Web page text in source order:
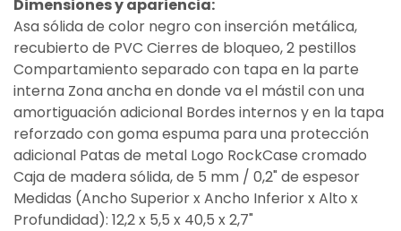
Dimensiones y apariencia:
Asa sólida de color negro con inserción metálica,
recubierto de PVC Cierres de bloqueo, 2 pestillos
Compartamiento separado con tapa en la parte
interna Zona ancha en donde va el mástil con una
amortiguación adicional Bordes internos y en la tapa
reforzado con goma espuma para una protección
adicional Patas de metal Logo RockCase cromado
Caja de madera sólida, de 5 mm / 0,2" de espesor
Medidas (Ancho Superior x Ancho Inferior x Alto x
Profundidad): 12,2 x 5,5 x 40,5 x 2,7"